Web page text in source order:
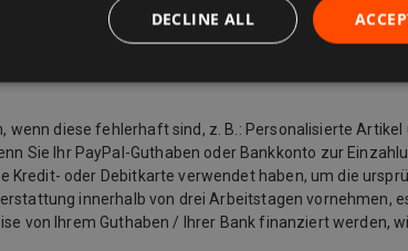
separat geliefert). Dies gilt für alle Produkte mit
Artikel wie Video, DVD, Audio, Videospiele, Sex- und
diese fehlerhaft sind, z. B.: Personalisierte
Sie Ihr PayPal-Guthaben oder Bankkonto zur
oder Debitkarte verwendet haben, um die
innerhalb von drei Arbeitstagen vornehmen,
von Ihrem Guthaben / Ihrer Bank finanziert werden,
DECLINE ALL